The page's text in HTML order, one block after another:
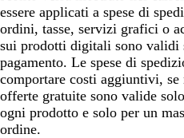
essere applicati a spese di
ordini, tasse, servizi grafici o
sui prodotti digitali sono
pagamento. Le spese di
comportare costi aggiuntivi,
offerte gratuite sono valide
ogni prodotto e solo per un
ordine.